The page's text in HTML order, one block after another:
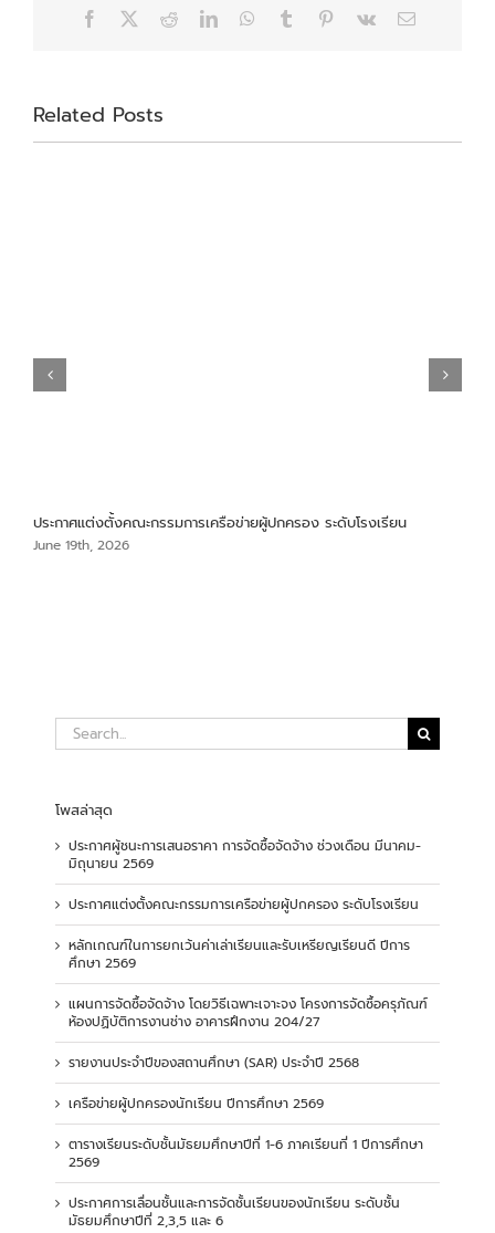
Facebook RedditLinkedInWhatsApp
Tumblr Pinterest
Vk Email
Related Posts
ประกาศแต่งตั้งคณะกรรมการเครือข่ายผู้ปกครอง ระดับโรงเรียน
June 19th, 2026
Search
for:
โพสล่าสุด
ประกาศผู้ชนะการเสนอราคา การจัดซื้อจัดจ้าง ช่วงเดือน มีนาคม-
มิถุนายน 2569
ประกาศแต่งตั้งคณะกรรมการเครือข่ายผู้ปกครอง ระดับโรงเรียน
หลักเกณฑ์ในการยกเว้นค่าเล่าเรียนและรับเหรียญเรียนดี ปีการ
ศึกษา 2569
แผนการจัดซื้อจัดจ้าง โดยวิธีเฉพาะเจาะจง โครงการจัดซื้อครุภัณฑ์
ห้องปฏิบัติการงานช่าง อาคารฝึกงาน 204/27
รายงานประจำปีของสถานศึกษา (SAR) ประจำปี 2568
เครือข่ายผู้ปกครองนักเรียน ปีการศึกษา 2569
ตารางเรียนระดับชั้นมัธยมศึกษาปีที่ 1-6 ภาคเรียนที่ 1 ปีการศึกษา
2569
ประกาศการเลื่อนชั้นและการจัดชั้นเรียนของนักเรียน ระดับชั้น
มัธยมศึกษาปีที่ 2,3,5 และ 6